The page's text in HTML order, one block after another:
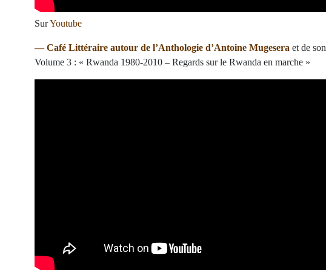
SurYoutube
— Café Littéraire autour de l’Anthologie d’Antoine Mugesera et de son
Volume 3 : « Rwanda 1980-2010 – Regards sur le Rwanda en marche »